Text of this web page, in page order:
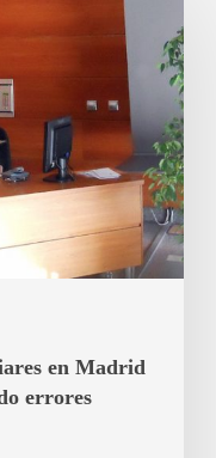
en Madrid
errores